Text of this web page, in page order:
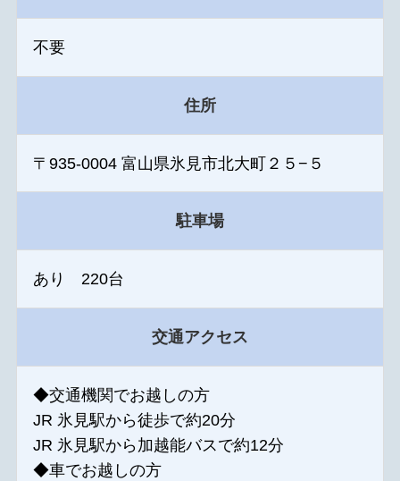
不要
住所
〒935-0004 富山県氷見市北大町２５−５
駐車場
あり 220台
交通アクセス
◆交通機関でお越しの方
JR 氷見駅から徒歩で約20分
JR 氷見駅から加越能バスで約12分
◆車でお越しの方